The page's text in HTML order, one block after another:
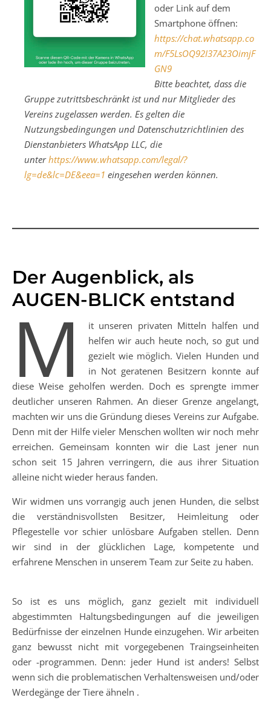
oder Link auf dem
Smartphone öffnen:
https://chat.whatsapp.co
m/F5LsOQ92I37A23OimjF
GN9
Bitte beachtet, dass die
Gruppe zutrittsbeschränkt ist und nur Mitglieder des
Vereins zugelassen werden. Es gelten die
Nutzungsbedingungen und Datenschutzrichtlinien des
Dienstanbieters WhatsApp LLC, die
unterhttps://www.whatsapp.com/legal/?
lg=de&lc=DE&eea=1 eingesehen werden können.
Der Augenblick, als
AUGEN-BLICK entstand
M
it unseren privaten Mitteln halfen und
helfen wir auch heute noch, so gut und
gezielt wie möglich. Vielen Hunden und
in Not geratenen Besitzern konnte auf
diese Weise geholfen werden. Doch es sprengte immer
deutlicher unseren Rahmen. An dieser Grenze angelangt,
machten wir uns die Gründung dieses Vereins zur Aufgabe.
Denn mit der Hilfe vieler Menschen wollten wir noch mehr
erreichen. Gemeinsam konnten wir die Last jener nun
schon seit 15 Jahren verringern, die aus ihrer Situation
alleine nicht wieder heraus fanden.
Wir widmen uns vorrangig auch jenen Hunden, die selbst
die verständnisvollsten Besitzer, Heimleitung oder
Pflegestelle vor schier unlösbare Aufgaben stellen. Denn
wir sind in der glücklichen Lage, kompetente und
erfahrene Menschen in unserem Team zur Seite zu haben.
So ist es uns möglich, ganz gezielt mit individuell
abgestimmten Haltungsbedingungen auf die jeweiligen
Bedürfnisse der einzelnen Hunde einzugehen. Wir arbeiten
ganz bewusst nicht mit vorgegebenen Traingseinheiten
oder -programmen. Denn: jeder Hund ist anders! Selbst
wenn sich die problematischen Verhaltensweisen und/oder
Werdegänge der Tiere ähneln .